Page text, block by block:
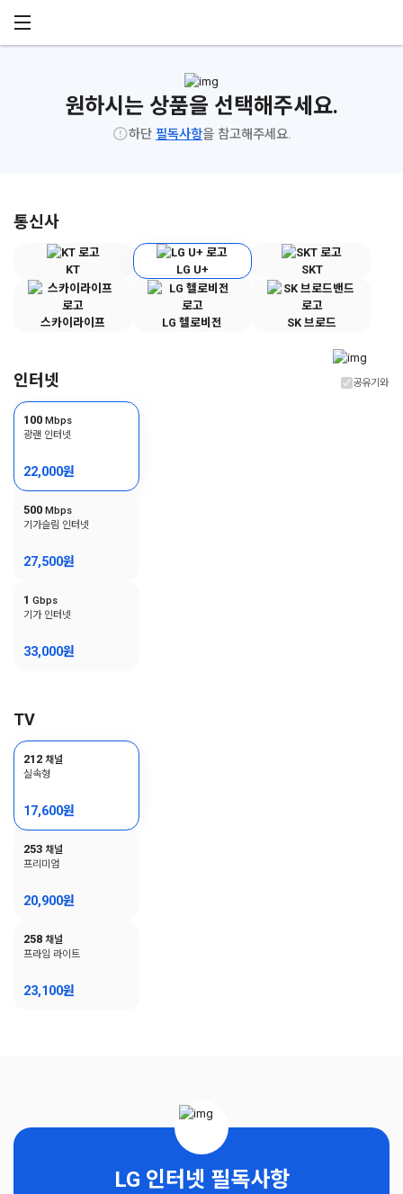
원하시는 상품을 선택해주세요.
하단 필독사항을 참고해주세요.
통신사
KT LG U+ SKT
스카이라이프 LG 헬로비전 SK 브로드
인터넷 공유기와 함
100 Mbps
광랜 인터넷
22,000원
500 Mbps
기가슬림 인터넷
27,500원
1 Gbps
기가 인터넷
33,000원
TV
212 채널
실속형
17,600원
253 채널
프리미엄
20,900원
258 채널
프라임 라이트
23,100원
LG 인터넷 필독사항